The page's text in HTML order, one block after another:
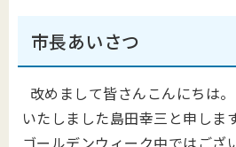
市長あいさつ
改めまして皆さんこんにちは
いたしました島田幸三と申しま
ゴールデンウィーク中ではござ